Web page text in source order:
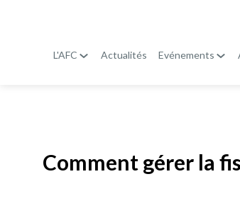
L'AFC Actualités Evénements
Comment gérer la